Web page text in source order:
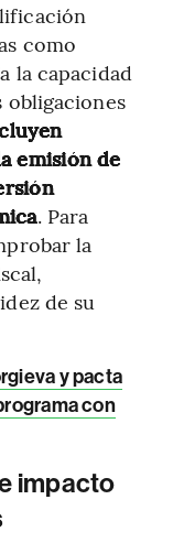
como
la capacidad
obligaciones
emisión de
. Para
la
de su
y pacta
con
impacto